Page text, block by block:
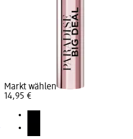
Markt wählen
14,95 €